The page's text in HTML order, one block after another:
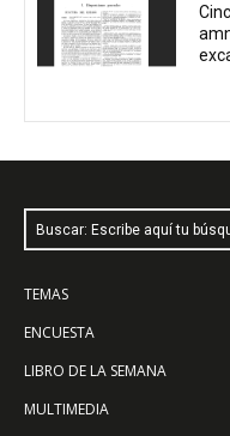
Buscar: Escribe aquí tu
TEMAS
ENCUESTA
LIBRO DE LA SEMANA
MULTIMEDIA